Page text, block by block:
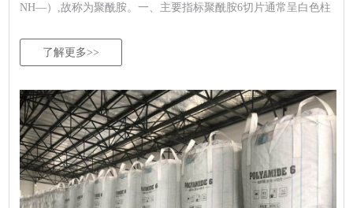
NH—）,故称为聚酰胺。一、主要指标聚酰胺6切片通常呈白色柱
了解更多>>